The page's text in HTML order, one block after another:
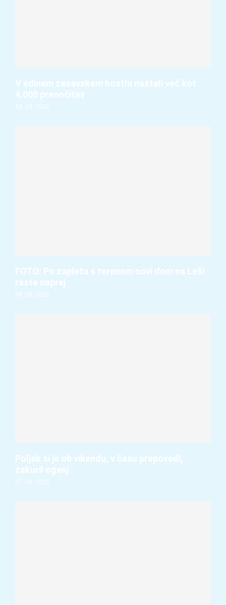
V edinem zasavskem hostlu našteli več kot
4.000 prenočitev
10. 08. 2026
FOTO: Po zapletu s terenom novi dom na Leši
raste naprej
09. 08. 2026
Poljak si je ob vikendu, v času prepovedi,
zakuril ogenj
07. 08. 2026